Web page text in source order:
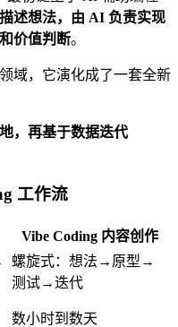
述想法，由 AI 负责实现
价值判断。
域，它演化成了一套全新
，再基于数据迭代
工作流
Vibe Coding 内容创作
螺旋式：想法→原型→
测试→迭代
数小时到数天